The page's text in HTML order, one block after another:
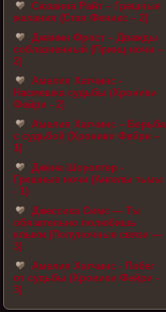
Сюзанна Райт – Грешные
желания (Стая Феникс – 2)
Джанин Фрост – Дважды
соблазненный (Принц ночи –
2)
Амелия Хатчинс -
Насмешка судьбы (Хроники
Фейри - 2)
Амелия Хатчинс – Борьба
с судьбой (Хроники Фейри –
1)
Джена Шоуолтер -
Грешные ночи (Ангелы тьмы
- 1)
Джессика Симс — Ты
обязательно полюбишь
клыки (Полуночные связи —
3)
Амелия Хатчинс - Побег
от судьбы (Хроники Фейри -
3)